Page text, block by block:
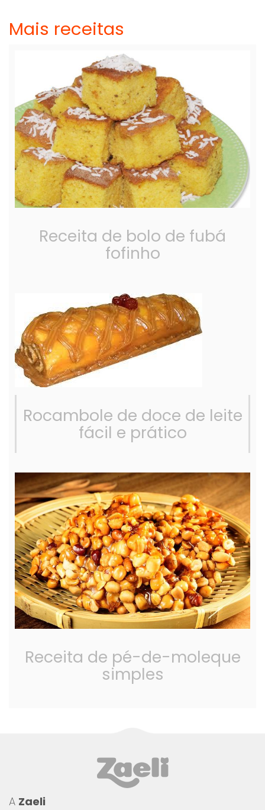
Mais receitas
Receita de bolo de fubá
fofinho
Rocambole de doce de leite
fácil e prático
Receita de pé-de-moleque
simples
A Zaeli